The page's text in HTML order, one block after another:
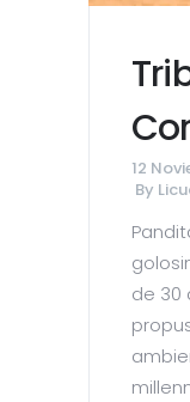
12
By
de 30